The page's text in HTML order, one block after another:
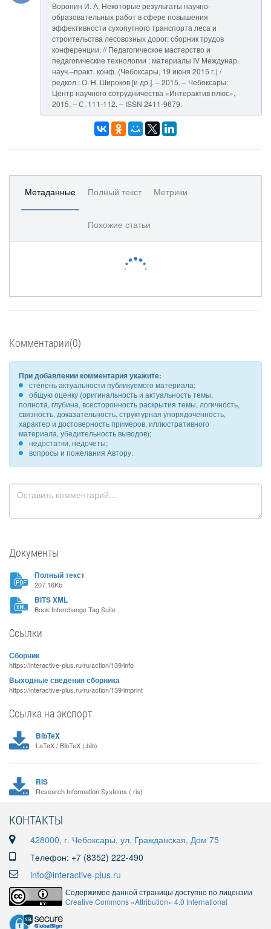
Воронин И. А. Некоторые результаты научно-
образовательных работ в сфере повышения
эффективности сухопутного транспорта леса и
строительства лесовозных дорог: сборник трудов
конференции. // Педагогическое мастерство и
педагогические технологии : материалы IV Междунар.
науч.–практ. конф. (Чебоксары, 19 июня 2015 г.) /
редкол.: О. Н. Широков [и др.]. – 2015. – Чебоксары:
Центр научного сотрудничества «Интерактив плюс»,
2015. – С. 111-112. – ISSN 2411-9679.
Метаданные Полный текст Метрики
Похожие статьи
Комментарии(0)
При добавлении комментария укажите:
степень актуальности публикуемого материала;
общую оценку (оригинальность и актуальность темы,
полнота, глубина, всесторонность раскрытия темы, логичность,
связность, доказательность, структурная упорядоченность,
характер и достоверность примеров, иллюстративного
материала, убедительность выводов);
недостатки, недочеты;
вопросы и пожелания Автору.
Документы
Полный текст
207.16Kb
BITS XML
Book Interchange Tag Suite
Ссылки
Сборник
https://interactive-plus.ru/ru/action/139/info
Выходные сведения сборника
https://interactive-plus.ru/ru/action/139/imprint
Ссылка на экспорт
BibTeX
LaTeX / BibTeX (.bib)
RIS
Research Information Systems (.ris)
КОНТАКТЫ
428000, г. Чебоксары, ул. Гражданская, Дом 75
Телефон: +7 (8352) 222-490
info@interactive-plus.ru
Содержимое данной страницы доступно по лицензии
Creative Commons «Attribution» 4.0 International